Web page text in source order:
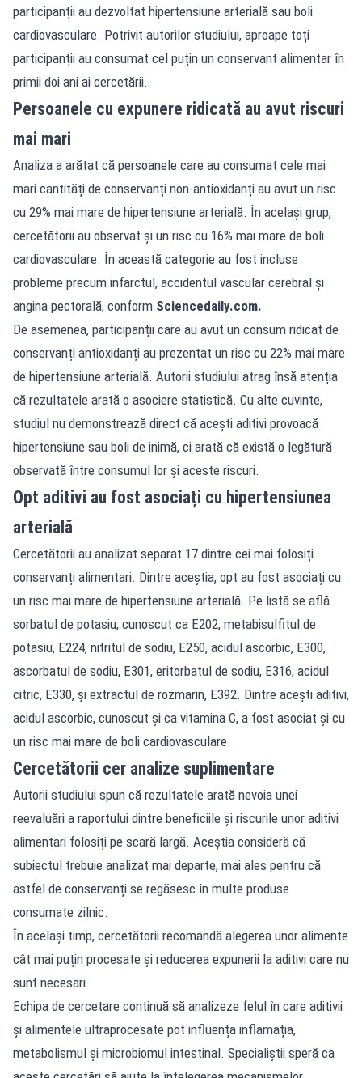
participanții au dezvoltat hipertensiune arterială sau boli
cardiovasculare. Potrivit autorilor studiului, aproape toți
participanții au consumat cel puțin un conservant alimentar în
primii doi ani ai cercetării.
Persoanele cu expunere ridicată au avut riscuri
mai mari
Analiza a arătat că persoanele care au consumat cele mai
mari cantități de conservanți non-antioxidanți au avut un risc
cu 29% mai mare de hipertensiune arterială. În același grup,
cercetătorii au observat și un risc cu 16% mai mare de boli
cardiovasculare. În această categorie au fost incluse
probleme precum infarctul, accidentul vascular cerebral și
angina pectorală, conform Sciencedaily.com.
De asemenea, participanții care au avut un consum ridicat de
conservanți antioxidanți au prezentat un risc cu 22% mai mare
de hipertensiune arterială. Autorii studiului atrag însă atenția
că rezultatele arată o asociere statistică. Cu alte cuvinte,
studiul nu demonstrează direct că acești aditivi provoacă
hipertensiune sau boli de inimă, ci arată că există o legătură
observată între consumul lor și aceste riscuri.
Opt aditivi au fost asociați cu hipertensiunea
arterială
Cercetătorii au analizat separat 17 dintre cei mai folosiți
conservanți alimentari. Dintre aceștia, opt au fost asociați cu
un risc mai mare de hipertensiune arterială. Pe listă se află
sorbatul de potasiu, cunoscut ca E202, metabisulfitul de
potasiu, E224, nitritul de sodiu, E250, acidul ascorbic, E300,
ascorbatul de sodiu, E301, eritorbatul de sodiu, E316, acidul
citric, E330, și extractul de rozmarin, E392. Dintre acești aditivi,
acidul ascorbic, cunoscut și ca vitamina C, a fost asociat și cu
un risc mai mare de boli cardiovasculare.
Cercetătorii cer analize suplimentare
Autorii studiului spun că rezultatele arată nevoia unei
reevaluări a raportului dintre beneficiile și riscurile unor aditivi
alimentari folosiți pe scară largă. Aceștia consideră că
subiectul trebuie analizat mai departe, mai ales pentru că
astfel de conservanți se regăsesc în multe produse
consumate zilnic.
În același timp, cercetătorii recomandă alegerea unor alimente
cât mai puțin procesate și reducerea expunerii la aditivi care nu
sunt necesari.
Echipa de cercetare continuă să analizeze felul în care aditivii
și alimentele ultraprocesate pot influența inflamația,
metabolismul și microbiomul intestinal. Specialiștii speră ca